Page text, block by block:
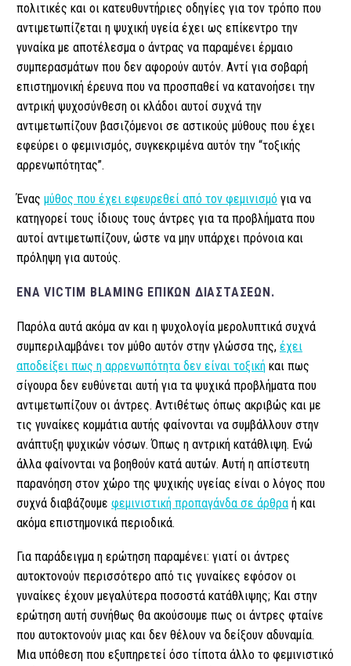
πολιτικές και οι κατευθυντήριες οδηγίες για τον τρόπο που
αντιμετωπίζεται η ψυχική υγεία έχει ως επίκεντρο την
γυναίκα με αποτέλεσμα ο άντρας να παραμένει έρμαιο
συμπερασμάτων που δεν αφορούν αυτόν. Αντί για σοβαρή
επιστημονική έρευνα που να προσπαθεί να κατανοήσει την
αντρική ψυχοσύνθεση οι κλάδοι αυτοί συχνά την
αντιμετωπίζουν βασιζόμενοι σε αστικούς μύθους που έχει
εφεύρει ο φεμινισμός, συγκεκριμένα αυτόν την “τοξικής
αρρενωπότητας”.
Ένας μύθος που έχει εφευρεθεί από τον φεμινισμό για να
κατηγορεί τους ίδιους τους άντρες για τα προβλήματα που
αυτοί αντιμετωπίζουν, ώστε να μην υπάρχει πρόνοια και
πρόληψη για αυτούς.
ΈΝΑ VICTIM BLAMING ΕΠΙΚΏΝ ΔΙΑΣΤΆΣΕΩΝ.
Παρόλα αυτά ακόμα αν και η ψυχολογία μερολυπτικά συχνά
συμπεριλαμβάνει τον μύθο αυτόν στην γλώσσα της, έχει
αποδείξει πως η αρρενωπότητα δεν είναι τοξική και πως
σίγουρα δεν ευθύνεται αυτή για τα ψυχικά προβλήματα που
αντιμετωπίζουν οι άντρες. Αντιθέτως όπως ακριβώς και με
τις γυναίκες κομμάτια αυτής φαίνονται να συμβάλλουν στην
ανάπτυξη ψυχικών νόσων. Όπως η αντρική κατάθλιψη. Ενώ
άλλα φαίνονται να βοηθούν κατά αυτών. Αυτή η απίστευτη
παρανόηση στον χώρο της ψυχικής υγείας είναι ο λόγος που
συχνά διαβάζουμε φεμινιστική προπαγάνδα σε άρθρα ή και
ακόμα επιστημονικά περιοδικά.
Για παράδειγμα η ερώτηση παραμένει: γιατί οι άντρες
αυτοκτονούν περισσότερο από τις γυναίκες εφόσον οι
γυναίκες έχουν μεγαλύτερα ποσοστά κατάθλιψης; Και στην
ερώτηση αυτή συνήθως θα ακούσουμε πως οι άντρες φταίνε
που αυτοκτονούν μιας και δεν θέλουν να δείξουν αδυναμία.
Μια υπόθεση που εξυπηρετεί όσο τίποτα άλλο το φεμινιστικό